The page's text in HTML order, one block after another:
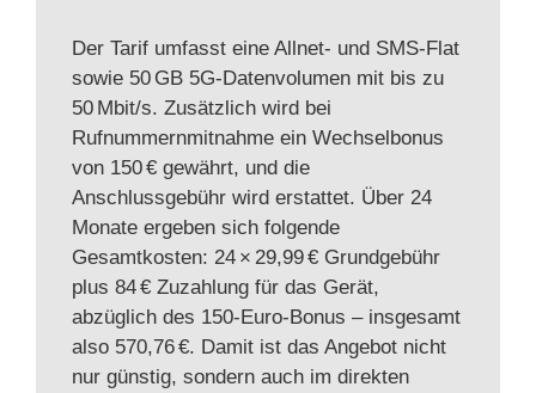
Der Tarif umfasst eine Allnet‑ und SMS‑Flat
sowie 50 GB 5G‑Datenvolumen mit bis zu
50 Mbit/s. Zusätzlich wird bei
Rufnummernmitnahme ein Wechselbonus
von 150 € gewährt, und die
Anschlussgebühr wird erstattet. Über 24
Monate ergeben sich folgende
Gesamtkosten: 24 × 29,99 € Grundgebühr
plus 84 € Zuzahlung für das Gerät,
abzüglich des 150‑Euro‑Bonus – insgesamt
also 570,76 €. Damit ist das Angebot nicht
nur günstig, sondern auch im direkten